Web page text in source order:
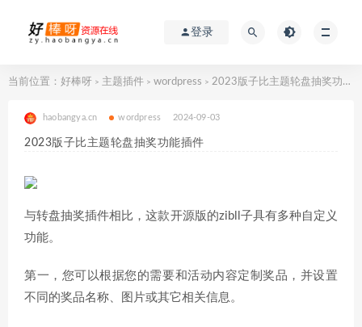
登录
当前位置： 好棒呀 > 主题插件 > wordpress > 2023版子比主题轮盘抽奖功能插件
haobangya.cn wordpress 2024-09-03
2023版子比主题轮盘抽奖功能插件
与转盘抽奖插件相比，这款开源版的zibll子具有多种自定义
功能。
第一，您可以根据您的需要和活动内容定制奖品，并设置
不同的奖品名称、图片或其它相关信息。